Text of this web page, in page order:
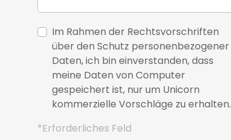
Im Rahmen der Rechtsvorschriften
über den Schutz personenbezogener
Daten, ich bin einverstanden, dass
meine Daten von Computer
gespeichert ist, nur um Unicorn
kommerzielle Vorschläge zu erhalten.
*Erforderliches Feld